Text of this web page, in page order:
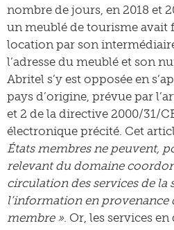
nombre de jours, en 2018 et
un meublé de tourisme avait
location par son
l’adresse du meublé et son
Abritel s’y est opposée en
pays d’origine, prévue par
et 2 de la directive 2000/31/
électronique précité. Cet
États membres ne peuvent,
relevant du domaine
circulation des services de la
l’information en provenance
membre ». Or, les services